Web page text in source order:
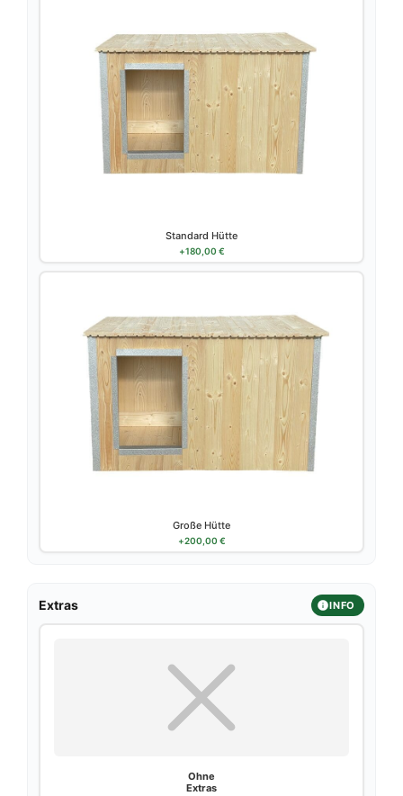
Standard Hütte
+180,00 €
Große Hütte
+200,00 €
Extras INFO
Ohne
Extras